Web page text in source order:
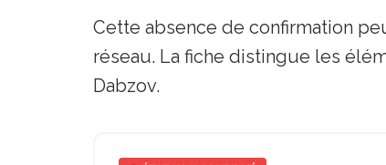
Cette absence de confirmation
réseau. La fiche distingue les
Dabzov.